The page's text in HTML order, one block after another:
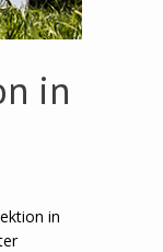
in
in